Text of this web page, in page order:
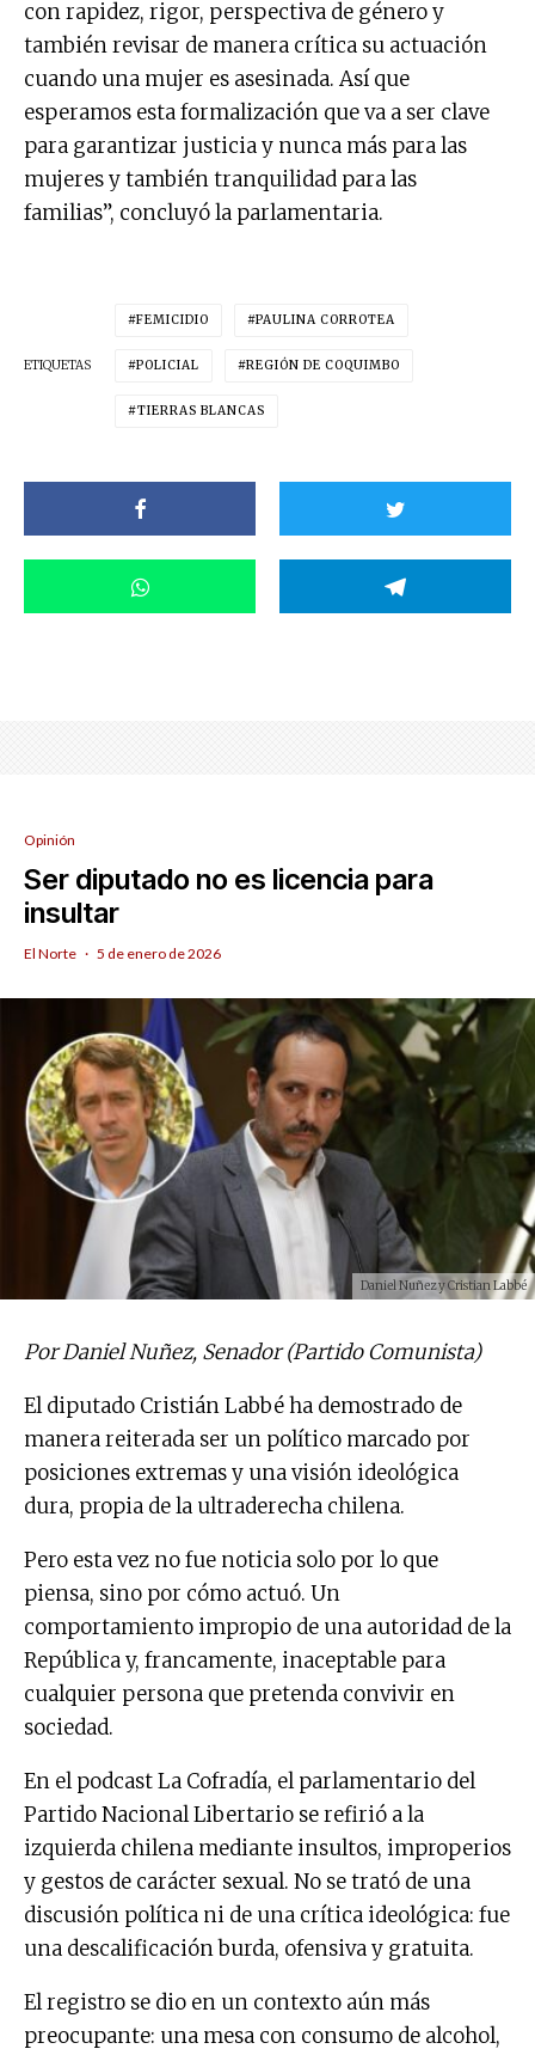
con rapidez, rigor, perspectiva de género y
también revisar de manera crítica su actuación
cuando una mujer es asesinada. Así que
esperamos esta formalización que va a ser clave
para garantizar justicia y nunca más para las
mujeres y también tranquilidad para las
familias”, concluyó la parlamentaria.
ETIQUETAS
FEMICIDIO PAULINA CORROTEA
POLICIAL REGIÓN DE COQUIMBO
TIERRAS BLANCAS
Opinión
Ser diputado no es licencia para
insultar
El Norte · 5 de enero de 2026
Daniel Nuñez y Cristian Labbé
Por Daniel Nuñez, Senador (Partido Comunista)
El diputado Cristián Labbé ha demostrado de
manera reiterada ser un político marcado por
posiciones extremas y una visión ideológica
dura, propia de la ultraderecha chilena.
Pero esta vez no fue noticia solo por lo que
piensa, sino por cómo actuó. Un
comportamiento impropio de una autoridad de la
República y, francamente, inaceptable para
cualquier persona que pretenda convivir en
sociedad.
En el podcast La Cofradía, el parlamentario del
Partido Nacional Libertario se refirió a la
izquierda chilena mediante insultos, improperios
y gestos de carácter sexual. No se trató de una
discusión política ni de una crítica ideológica: fue
una descalificación burda, ofensiva y gratuita.
El registro se dio en un contexto aún más
preocupante: una mesa con consumo de alcohol,